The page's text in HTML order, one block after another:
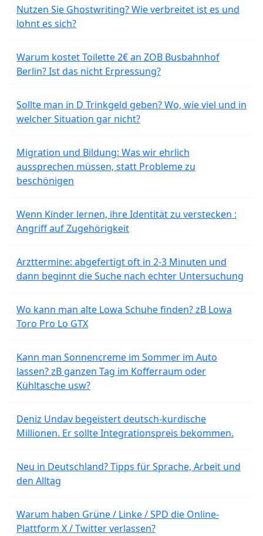
Nutzen Sie Ghostwriting? Wie verbreitet ist es und
lohnt es sich?
Warum kostet Toilette 2€ an ZOB Busbahnhof
Berlin? Ist das nicht Erpressung?
Sollte man in D Trinkgeld geben? Wo, wie viel und in
welcher Situation gar nicht?
Migration und Bildung: Was wir ehrlich
aussprechen müssen, statt Probleme zu
beschönigen
Wenn Kinder lernen, ihre Identität zu verstecken :
Angriff auf Zugehörigkeit
Arzttermine: abgefertigt oft in 2-3 Minuten und
dann beginnt die Suche nach echter Untersuchung
Wo kann man alte Lowa Schuhe finden? zB Lowa
Toro Pro Lo GTX
Kann man Sonnencreme im Sommer im Auto
lassen? zB ganzen Tag im Kofferraum oder
Kühltasche usw?
Deniz Undav begeistert deutsch-kurdische
Millionen. Er sollte Integrationspreis bekommen.
Neu in Deutschland? Tipps für Sprache, Arbeit und
den Alltag
Warum haben Grüne / Linke / SPD die Online-
Plattform X / Twitter verlassen?